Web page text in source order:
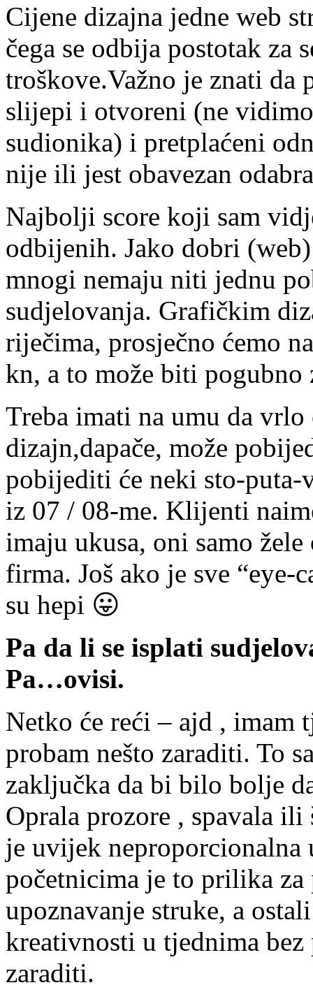
Cijene dizajna jedne web
čega se odbija postotak za
troškove.Važno je znati da
slijepi i otvoreni (ne
sudionika) i pretplaćeni
nije ili jest obavezan
Najbolji score koji sam
odbijenih. Jako dobri
mnogi nemaju niti jednu
sudjelovanja. Grafičkim
riječima, prosječno ćemo
kn, a to može biti pogubno
Treba imati na umu da
dizajn,dapače, može
pobijediti će neki sto-
iz 07 / 08-me. Klijenti
imaju ukusa, oni samo
firma. Još ako je sve “eye-
su hepi 😛
Pa da li se isplati
Pa…ovisi.
Netko će reći – ajd , imam
probam nešto zaraditi. To
zaključka da bi bilo bolje
Oprala prozore , spavala ili
je uvijek
početnicima je to prilika
upoznavanje struke, a
kreativnosti u tjednima bez
zaraditi.